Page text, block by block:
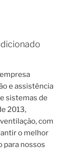
e assistência
sistemas de
2013,
com
o melhor
para nossos